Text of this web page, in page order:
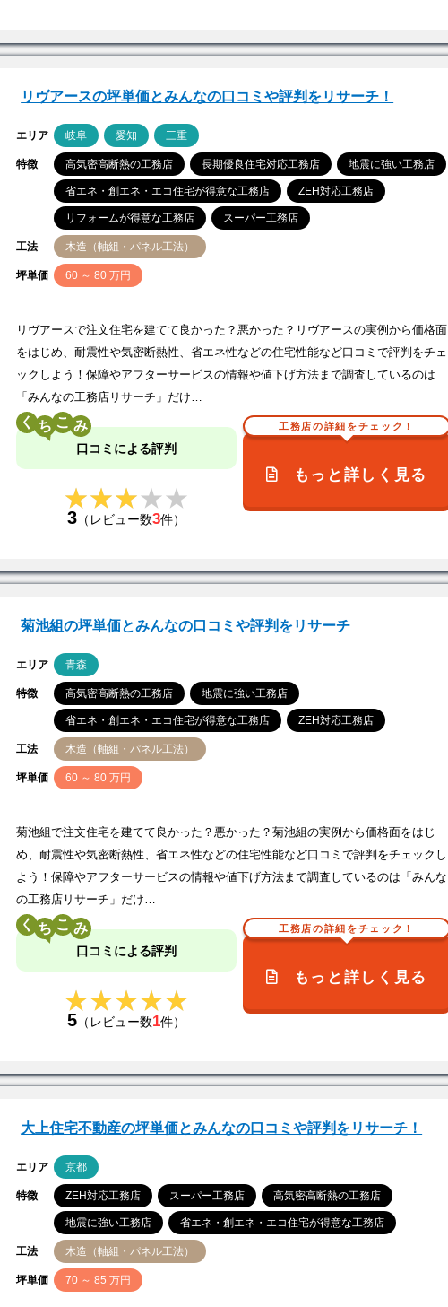
リヴアースの坪単価とみんなの口コミや評判をリサーチ！
エリア 岐阜 愛知 三重
特徴 高気密高断熱の工務店 長期優良住宅対応工務店 地震に強い工務店
省エネ・創エネ・エコ住宅が得意な工務店 ZEH対応工務店
リフォームが得意な工務店 スーパー工務店
工法 木造（軸組・パネル工法）
坪単価 60 ～ 80 万円
リヴアースで注文住宅を建てて良かった？悪かった？リヴアースの実例から価格面
をはじめ、耐震性や気密断熱性、省エネ性などの住宅性能など口コミで評判をチェ
ックしよう！保障やアフターサービスの情報や値下げ方法まで調査しているのは
「みんなの工務店リサーチ」だけ…
く こ
口コミによる評判
★★★★★
★★★★★
3 （レビュー数3件）
工務店の詳細をチェック！
もっと詳しく見る
菊池組の坪単価とみんなの口コミや評判をリサーチ
エリア 青森
特徴 高気密高断熱の工務店 地震に強い工務店
省エネ・創エネ・エコ住宅が得意な工務店 ZEH対応工務店
工法 木造（軸組・パネル工法）
坪単価 60 ～ 80 万円
菊池組で注文住宅を建てて良かった？悪かった？菊池組の実例から価格面をはじ
め、耐震性や気密断熱性、省エネ性などの住宅性能など口コミで評判をチェックし
よう！保障やアフターサービスの情報や値下げ方法まで調査しているのは「みんな
の工務店リサーチ」だけ…
く こ
口コミによる評判
★★★★★
★★★★★
5 （レビュー数1件）
工務店の詳細をチェック！
もっと詳しく見る
大上住宅不動産の坪単価とみんなの口コミや評判をリサーチ！
エリア 京都
特徴 ZEH対応工務店 スーパー工務店 高気密高断熱の工務店
地震に強い工務店 省エネ・創エネ・エコ住宅が得意な工務店
工法 木造（軸組・パネル工法）
坪単価 70 ～ 85 万円